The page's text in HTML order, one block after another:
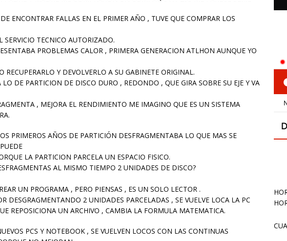
ENCONTRAR FALLAS EN EL PRIMER AÑO , TUVE QUE COMPRAR LOS
SERVICIO TECNICO AUTORIZADO.
PROBLEMAS CALOR , PRIMERA GENERACION ATLHON AUNQUE YO
RECUPERARLO Y DEVOLVERLO A SU GABINETE ORIGINAL.
DE PARTICION DE DISCO DURO , REDONDO , QUE GIRA SOBRE SU EJE Y VA
, MEJORA EL RENDIMIENTO ME IMAGINO QUE ES UN SISTEMA
PRIMEROS AÑOS DE PARTICIÓN DESFRAGMENTABA LO QUE MAS SE
LA PARTICION PARCELA UN ESPACIO FISICO.
AL MISMO TIEMPO 2 UNIDADES DE DISCO?
UN PROGRAMA , PERO PIENSAS , ES UN SOLO LECTOR .
DESGRAGMENTANDO 2 UNIDADES PARCELADAS , SE VUELVE LOCA LA PC
REPOSICIONA UN ARCHIVO , CAMBIA LA FORMULA MATEMATICA.
PCS Y NOTEBOOK , SE VUELVEN LOCOS CON LAS CONTINUAS